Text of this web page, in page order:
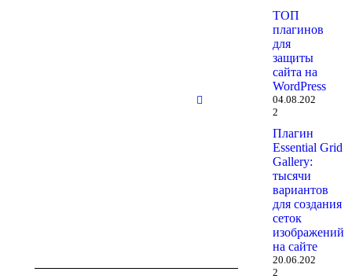
WordPress
2021
10.06.2022
Основные
моменты
выступления
State of the
Word 2021
10.06.2022
Люди
WordPress:
Тияна
Андреич
10.06.2022
ТОП
плагинов
для
защиты
сайта на
WordPress
04.08.202
2
Плагин
Essential Grid
Gallery:
тысячи
вариантов
для создания
сеток
изображений
на сайте
20.06.202
2